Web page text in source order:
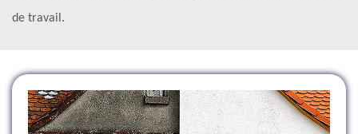
de travail.